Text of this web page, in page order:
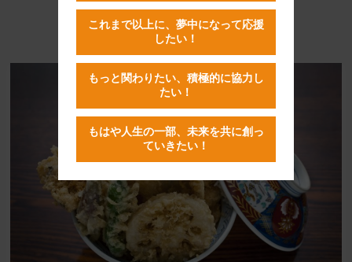
RECOMMENDED
おすすめの記事はこちら
これまで以上に、夢中になって応援
したい！
もっと関わりたい、積極的に協力し
たい！
もはや人生の一部、未来を共に創っ
ていきたい！